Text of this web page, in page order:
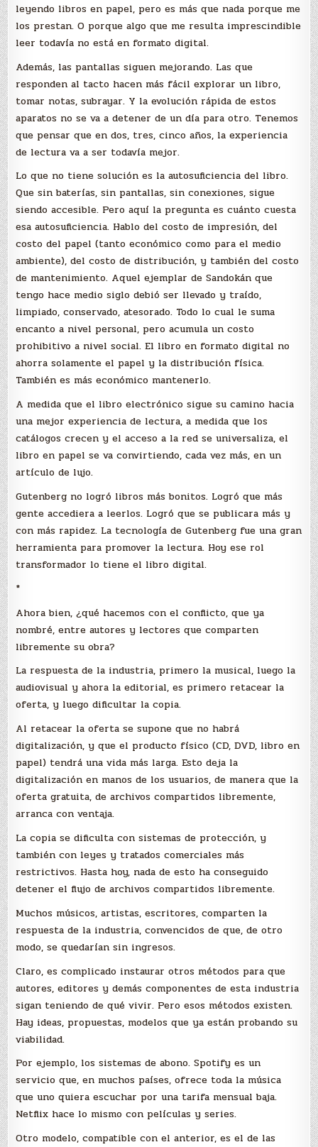
leyendo libros en papel, pero es más que nada porque me
los prestan. O porque algo que me resulta imprescindible
leer todavía no está en formato digital.
Además, las pantallas siguen mejorando. Las que
responden al tacto hacen más fácil explorar un libro,
tomar notas, subrayar. Y la evolución rápida de estos
aparatos no se va a detener de un día para otro. Tenemos
que pensar que en dos, tres, cinco años, la experiencia
de lectura va a ser todavía mejor.
Lo que no tiene solución es la autosuficiencia del libro.
Que sin baterías, sin pantallas, sin conexiones, sigue
siendo accesible. Pero aquí la pregunta es cuánto cuesta
esa autosuficiencia. Hablo del costo de impresión, del
costo del papel (tanto económico como para el medio
ambiente), del costo de distribución, y también del costo
de mantenimiento. Aquel ejemplar de Sandokán que
tengo hace medio siglo debió ser llevado y traído,
limpiado, conservado, atesorado. Todo lo cual le suma
encanto a nivel personal, pero acumula un costo
prohibitivo a nivel social. El libro en formato digital no
ahorra solamente el papel y la distribución física.
También es más económico mantenerlo.
A medida que el libro electrónico sigue su camino hacia
una mejor experiencia de lectura, a medida que los
catálogos crecen y el acceso a la red se universaliza, el
libro en papel se va convirtiendo, cada vez más, en un
artículo de lujo.
Gutenberg no logró libros más bonitos. Logró que más
gente accediera a leerlos. Logró que se publicara más y
con más rapidez. La tecnología de Gutenberg fue una gran
herramienta para promover la lectura. Hoy ese rol
transformador lo tiene el libro digital.
*
Ahora bien, ¿qué hacemos con el conflicto, que ya
nombré, entre autores y lectores que comparten
libremente su obra?
La respuesta de la industria, primero la musical, luego la
audiovisual y ahora la editorial, es primero retacear la
oferta, y luego dificultar la copia.
Al retacear la oferta se supone que no habrá
digitalización, y que el producto físico (CD, DVD, libro en
papel) tendrá una vida más larga. Esto deja la
digitalización en manos de los usuarios, de manera que la
oferta gratuita, de archivos compartidos libremente,
arranca con ventaja.
La copia se dificulta con sistemas de protección, y
también con leyes y tratados comerciales más
restrictivos. Hasta hoy, nada de esto ha conseguido
detener el flujo de archivos compartidos libremente.
Muchos músicos, artistas, escritores, comparten la
respuesta de la industria, convencidos de que, de otro
modo, se quedarían sin ingresos.
Claro, es complicado instaurar otros métodos para que
autores, editores y demás componentes de esta industria
sigan teniendo de qué vivir. Pero esos métodos existen.
Hay ideas, propuestas, modelos que ya están probando su
viabilidad.
Por ejemplo, los sistemas de abono. Spotify es un
servicio que, en muchos países, ofrece toda la música
que uno quiera escuchar por una tarifa mensual baja.
Netflix hace lo mismo con películas y series.
Otro modelo, compatible con el anterior, es el de las